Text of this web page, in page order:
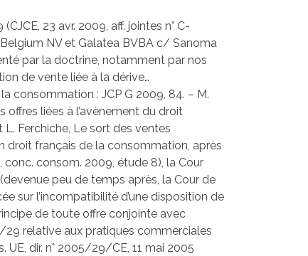
23 avr. 2009, aff. jointes n° C-
NV et Galatea BVBA c/ Sanoma
par la doctrine, notamment par nos
de vente liée à la dérive…
consommation : JCP G 2009, 84. – M.
offres liées à l’avènement du droit
L. Ferchiche, Le sort des ventes
droit français de la consommation, après
conc. consom. 2009, étude 8), la Cour
peu de temps après, la Cour de
sur l’incompatibilité d’une disposition de
de toute offre conjointe avec
29 relative aux pratiques commerciales
UE, dir. n° 2005/29/CE, 11 mai 2005